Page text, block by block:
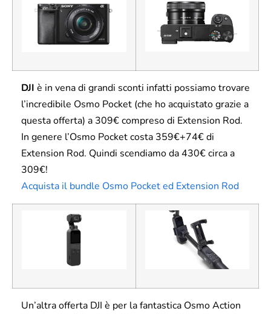
DJI è in vena di grandi sconti infatti possiamo trovare
l’incredibile Osmo Pocket (che ho acquistato grazie a
questa offerta) a 309€ compreso di Extension Rod.
In genere l’Osmo Pocket costa 359€+74€ di
Extension Rod. Quindi scendiamo da 430€ circa a
309€!
Acquista il bundle Osmo Pocket ed Extension Rod
Un’altra offerta DJI è per la fantastica Osmo Action